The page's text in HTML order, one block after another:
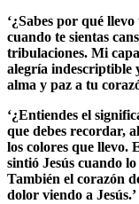
‘¿Sabes por qué
cuando te sientas
tribulaciones. Mi
alegría indescriptible
alma y paz a tu
‘¿Entiendes el
que debes recordar,
los colores que
sintió Jesús cuando
También el corazón
dolor viendo a Jesús.’